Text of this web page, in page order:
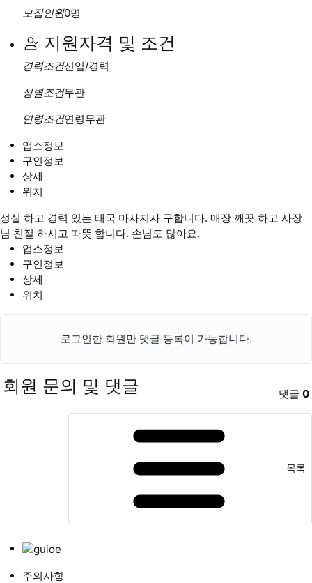
모집인원0명
지원자격 및 조건
경력조건신입/경력
성별조건무관
연령조건연령무관
업소정보
구인정보
상세
위치
성실 하고 경력 있는 태국 마사지사 구합니다. 매장 깨끗 하고 사장
님 친절 하시고 따뜻 합니다. 손님도 많아요.
업소정보
구인정보
상세
위치
로그인한 회원만 댓글 등록이 가능합니다.
회원 문의 및 댓글 댓글 0
목록
주의사항